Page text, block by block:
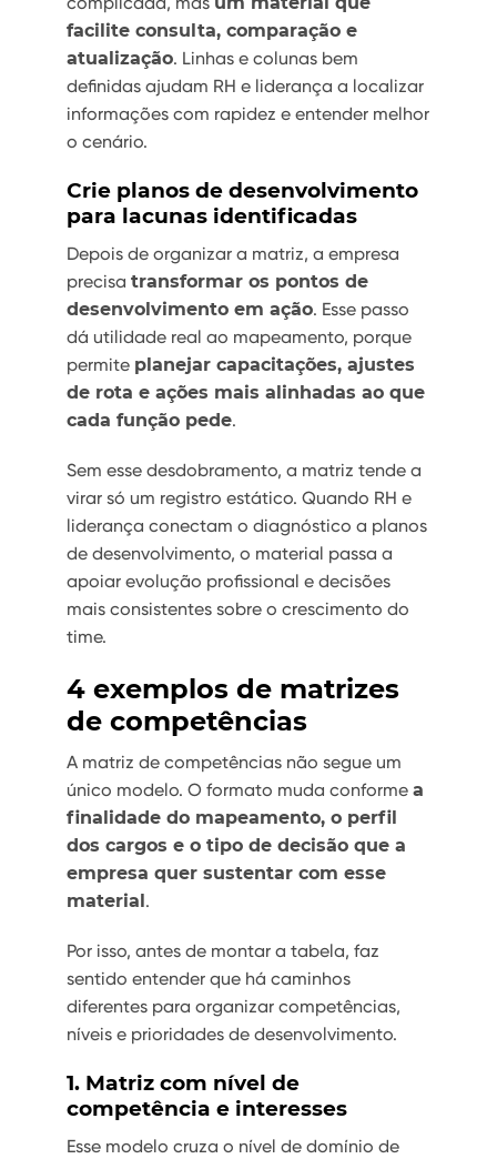
facilite consulta, comparação e
atualização. Linhas e colunas bem
definidas ajudam RH e liderança a localizar
informações com rapidez e entender melhor
o cenário.
Crie planos de desenvolvimento
para lacunas identificadas
Depois de organizar a matriz, a empresa
precisa transformar os pontos de
desenvolvimento em ação. Esse passo
dá utilidade real ao mapeamento, porque
permite planejar capacitações, ajustes
de rota e ações mais alinhadas ao que
cada função pede.
Sem esse desdobramento, a matriz tende a
virar só um registro estático. Quando RH e
liderança conectam o diagnóstico a planos
de desenvolvimento, o material passa a
apoiar evolução profissional e decisões
mais consistentes sobre o crescimento do
time.
4 exemplos de matrizes
de competências
A matriz de competências não segue um
único modelo. O formato muda conforme a
finalidade do mapeamento, o perfil
dos cargos e o tipo de decisão que a
empresa quer sustentar com esse
material.
Por isso, antes de montar a tabela, faz
sentido entender que há caminhos
diferentes para organizar competências,
níveis e prioridades de desenvolvimento.
1. Matriz com nível de
competência e interesses
Esse modelo cruza o nível de domínio de